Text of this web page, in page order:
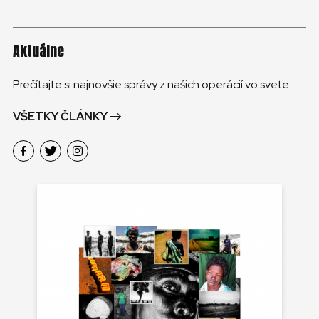
Aktuálne
Prečítajte si najnovšie správy z našich operácií vo svete.
VŠETKY ČLÁNKY